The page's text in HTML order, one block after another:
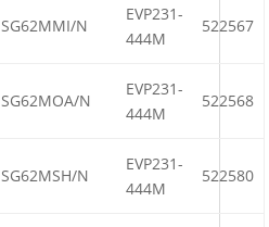
SG62MMI/N
EVP231-
444M
522567
SG62MOA/N
EVP231-
444M
522568
SG62MSH/N
EVP231-
444M
522580